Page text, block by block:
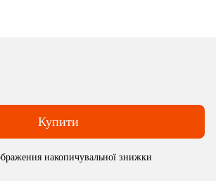
Купити
накопичувальної знижки